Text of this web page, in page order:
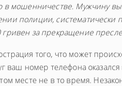
в мошенничестве. Мужчину
полиции,
за прекращение
того, что может
ваш номер телефона оказался
месте не в то время.